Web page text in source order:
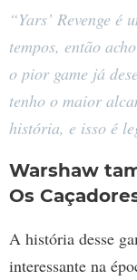
“Yars’ Revenge é
tempos, então
o pior game já
tenho o maior
história, e isso é
Warshaw
Os
A história desse
interessante na